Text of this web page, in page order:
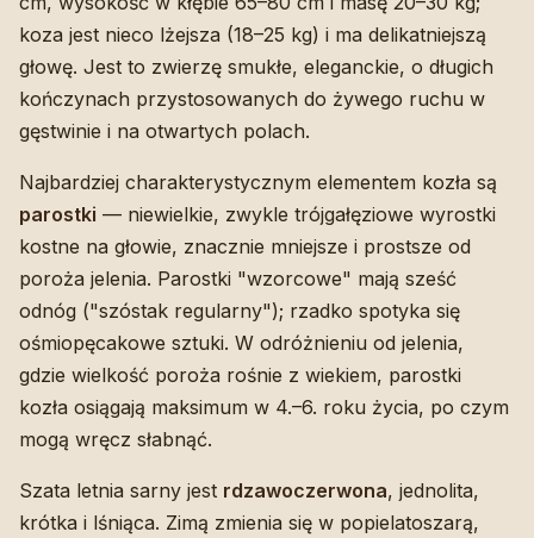
koza jest nieco lżejsza (18–25 kg) i ma delikatniejszą
głowę. Jest to zwierzę smukłe, eleganckie, o długich
kończynach przystosowanych do żywego ruchu w
gęstwinie i na otwartych polach.
Najbardziej charakterystycznym elementem kozła są
parostki — niewielkie, zwykle trójgałęziowe wyrostki
kostne na głowie, znacznie mniejsze i prostsze od
poroża jelenia. Parostki "wzorcowe" mają sześć
odnóg ("szóstak regularny"); rzadko spotyka się
ośmiopęcakowe sztuki. W odróżnieniu od jelenia,
gdzie wielkość poroża rośnie z wiekiem, parostki
kozła osiągają maksimum w 4.–6. roku życia, po czym
mogą wręcz słabnąć.
Szata letnia sarny jest rdzawoczerwona, jednolita,
krótka i lśniąca. Zimą zmienia się w popielatoszarą,